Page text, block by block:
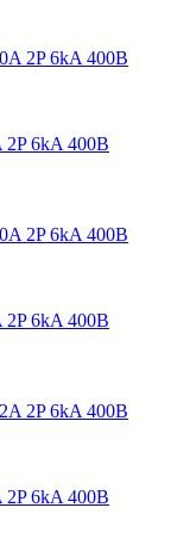
2P 6kA 400В
2P 6kA 400В
2P 6kA 400В